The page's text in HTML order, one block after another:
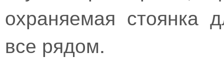
охраняемая стоянка
все рядом.